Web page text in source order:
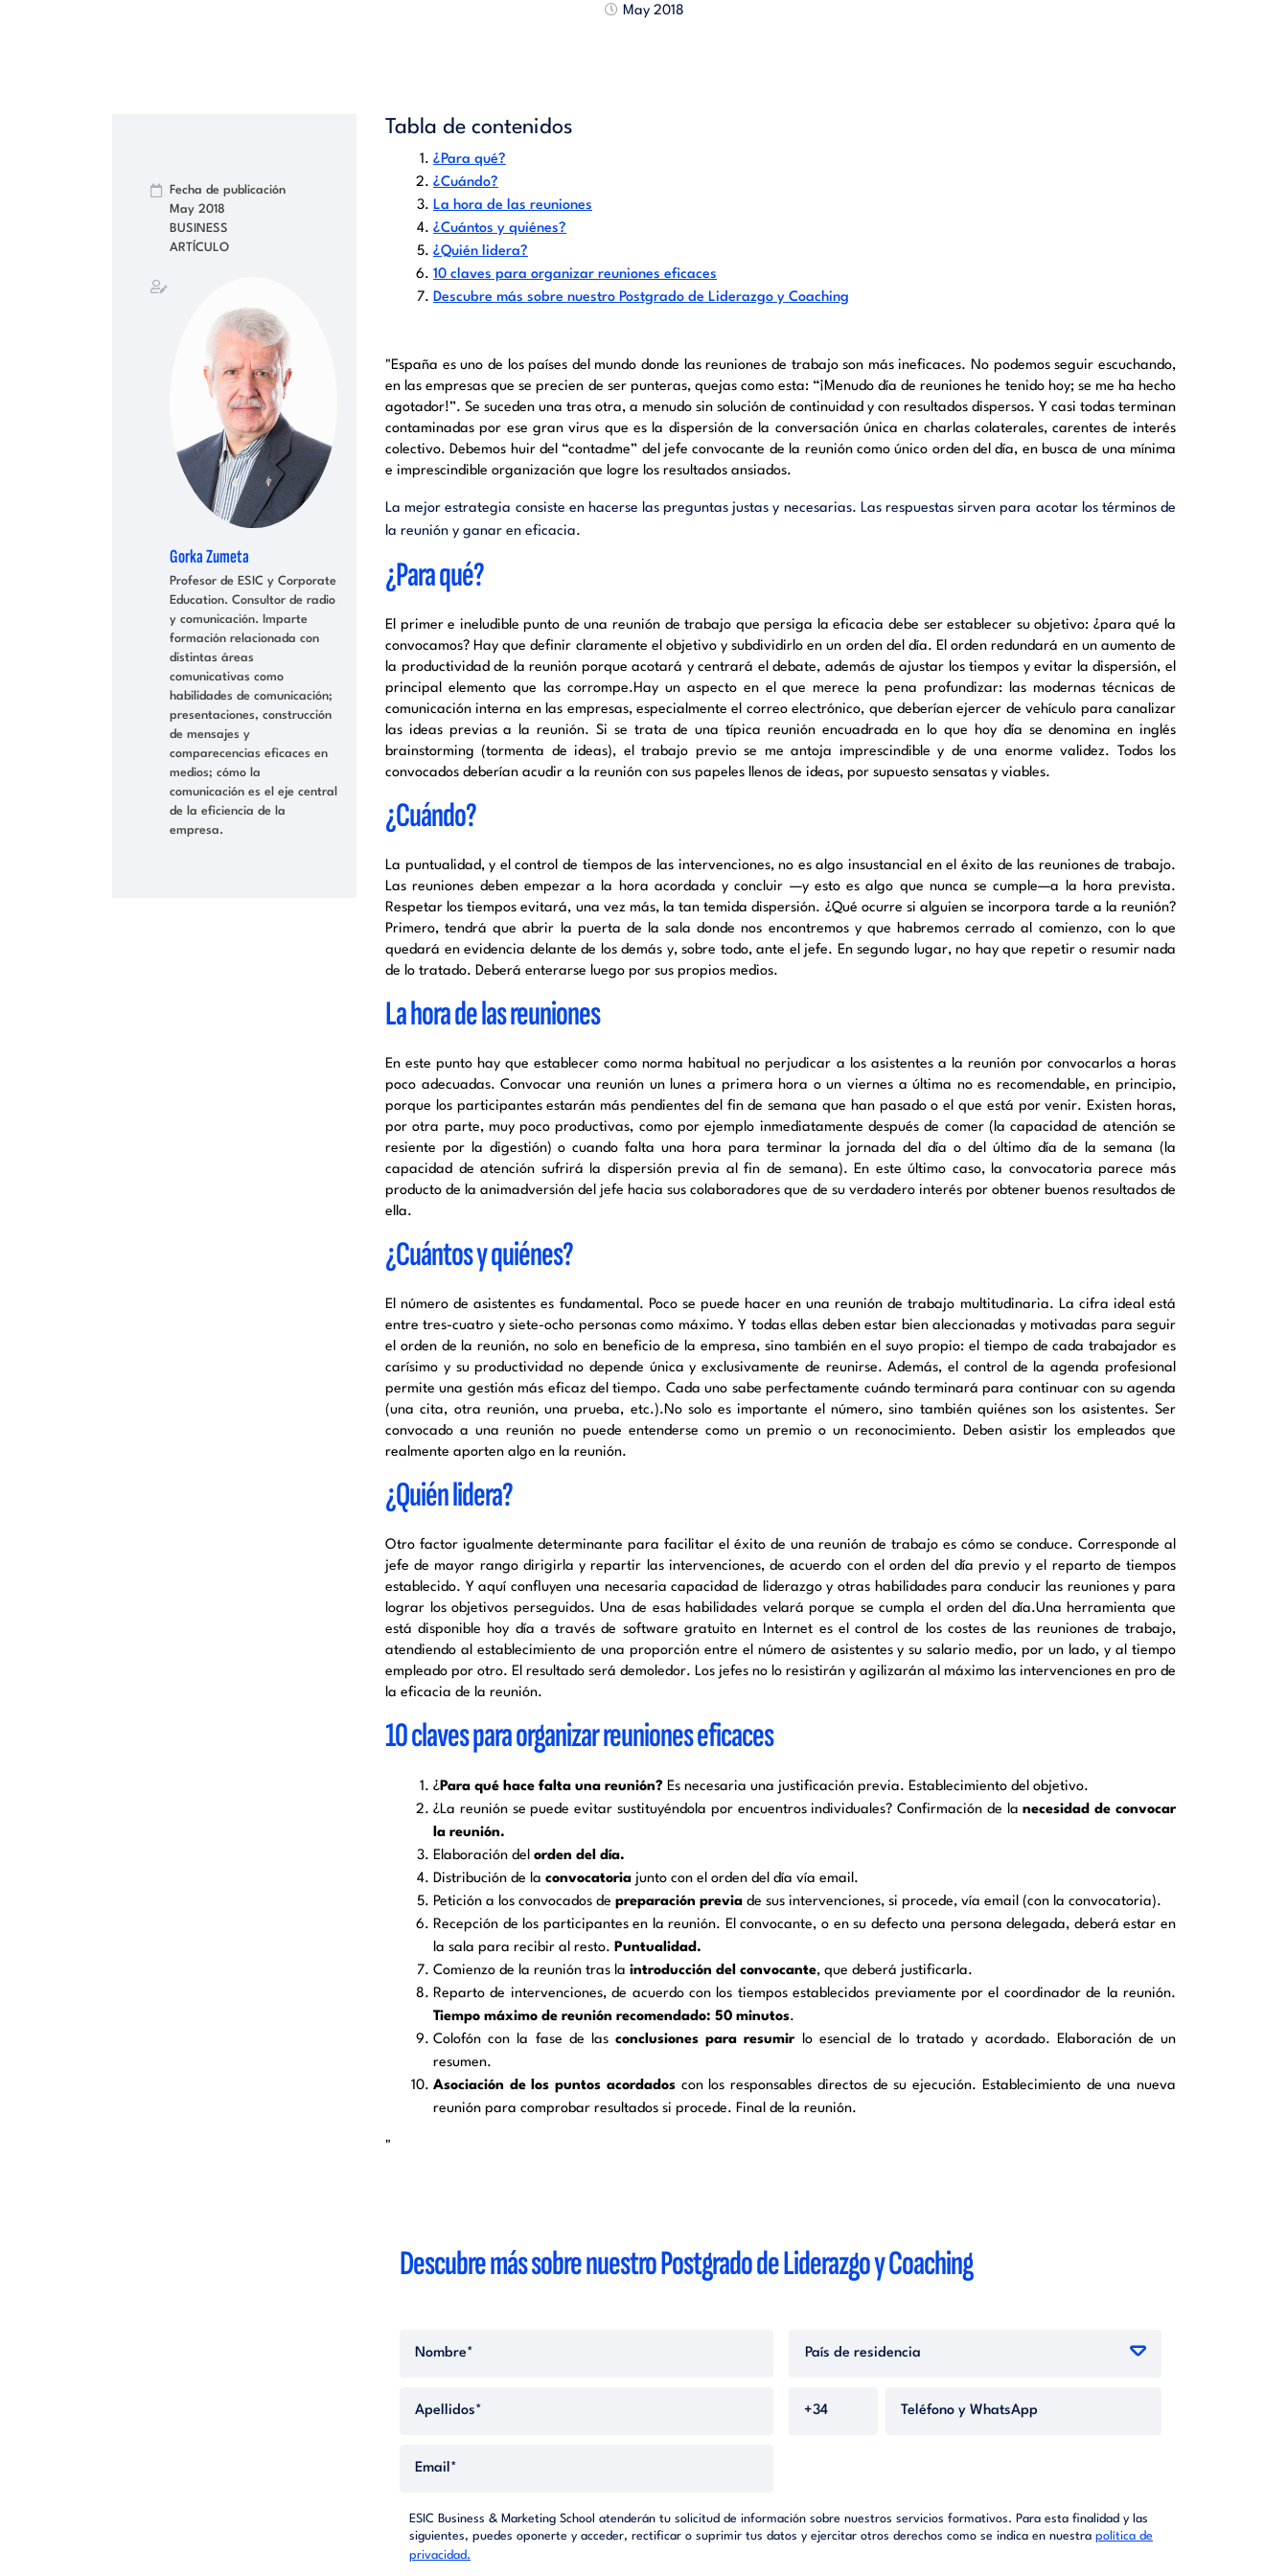
May 2018
Fecha de publicación
May 2018
BUSINESS
ARTÍCULO
Gorka Zumeta
Profesor de ESIC y Corporate
Education. Consultor de radio
y comunicación. Imparte
formación relacionada con
distintas áreas
comunicativas como
habilidades de comunicación;
presentaciones, construcción
de mensajes y
comparecencias eficaces en
medios; cómo la
comunicación es el eje central
de la eficiencia de la
empresa.
Tabla de contenidos
¿Para qué?
¿Cuándo?
La hora de las reuniones
¿Cuántos y quiénes?
¿Quién lidera?
10 claves para organizar reuniones eficaces
Descubre más sobre nuestro Postgrado de Liderazgo y Coaching
"España es uno de los países del mundo donde las reuniones de trabajo son más ineficaces. No podemos seguir escuchando,
en las empresas que se precien de ser punteras, quejas como esta: “¡Menudo día de reuniones he tenido hoy; se me ha hecho
agotador!”. Se suceden una tras otra, a menudo sin solución de continuidad y con resultados dispersos. Y casi todas terminan
contaminadas por ese gran virus que es la dispersión de la conversación única en charlas colaterales, carentes de interés
colectivo. Debemos huir del “contadme” del jefe convocante de la reunión como único orden del día, en busca de una mínima
e imprescindible organización que logre los resultados ansiados.
La mejor estrategia consiste en hacerse las preguntas justas y necesarias. Las respuestas sirven para acotar los términos de
la reunión y ganar en eficacia.
¿Para qué?
El primer e ineludible punto de una reunión de trabajo que persiga la eficacia debe ser establecer su objetivo: ¿para qué la
convocamos? Hay que definir claramente el objetivo y subdividirlo en un orden del día. El orden redundará en un aumento de
la productividad de la reunión porque acotará y centrará el debate, además de ajustar los tiempos y evitar la dispersión, el
principal elemento que las corrompe.Hay un aspecto en el que merece la pena profundizar: las modernas técnicas de
comunicación interna en las empresas, especialmente el correo electrónico, que deberían ejercer de vehículo para canalizar
las ideas previas a la reunión. Si se trata de una típica reunión encuadrada en lo que hoy día se denomina en inglés
brainstorming (tormenta de ideas), el trabajo previo se me antoja imprescindible y de una enorme validez. Todos los
convocados deberían acudir a la reunión con sus papeles llenos de ideas, por supuesto sensatas y viables.
¿Cuándo?
La puntualidad, y el control de tiempos de las intervenciones, no es algo insustancial en el éxito de las reuniones de trabajo.
Las reuniones deben empezar a la hora acordada y concluir —y esto es algo que nunca se cumple—a la hora prevista.
Respetar los tiempos evitará, una vez más, la tan temida dispersión. ¿Qué ocurre si alguien se incorpora tarde a la reunión?
Primero, tendrá que abrir la puerta de la sala donde nos encontremos y que habremos cerrado al comienzo, con lo que
quedará en evidencia delante de los demás y, sobre todo, ante el jefe. En segundo lugar, no hay que repetir o resumir nada
de lo tratado. Deberá enterarse luego por sus propios medios.
La hora de las reuniones
En este punto hay que establecer como norma habitual no perjudicar a los asistentes a la reunión por convocarlos a horas
poco adecuadas. Convocar una reunión un lunes a primera hora o un viernes a última no es recomendable, en principio,
porque los participantes estarán más pendientes del fin de semana que han pasado o el que está por venir. Existen horas,
por otra parte, muy poco productivas, como por ejemplo inmediatamente después de comer (la capacidad de atención se
resiente por la digestión) o cuando falta una hora para terminar la jornada del día o del último día de la semana (la
capacidad de atención sufrirá la dispersión previa al fin de semana). En este último caso, la convocatoria parece más
producto de la animadversión del jefe hacia sus colaboradores que de su verdadero interés por obtener buenos resultados de
ella.
¿Cuántos y quiénes?
El número de asistentes es fundamental. Poco se puede hacer en una reunión de trabajo multitudinaria. La cifra ideal está
entre tres-cuatro y siete-ocho personas como máximo. Y todas ellas deben estar bien aleccionadas y motivadas para seguir
el orden de la reunión, no solo en beneficio de la empresa, sino también en el suyo propio: el tiempo de cada trabajador es
carísimo y su productividad no depende única y exclusivamente de reunirse. Además, el control de la agenda profesional
permite una gestión más eficaz del tiempo. Cada uno sabe perfectamente cuándo terminará para continuar con su agenda
(una cita, otra reunión, una prueba, etc.).No solo es importante el número, sino también quiénes son los asistentes. Ser
convocado a una reunión no puede entenderse como un premio o un reconocimiento. Deben asistir los empleados que
realmente aporten algo en la reunión.
¿Quién lidera?
Otro factor igualmente determinante para facilitar el éxito de una reunión de trabajo es cómo se conduce. Corresponde al
jefe de mayor rango dirigirla y repartir las intervenciones, de acuerdo con el orden del día previo y el reparto de tiempos
establecido. Y aquí confluyen una necesaria capacidad de liderazgo y otras habilidades para conducir las reuniones y para
lograr los objetivos perseguidos. Una de esas habilidades velará porque se cumpla el orden del día.Una herramienta que
está disponible hoy día a través de software gratuito en Internet es el control de los costes de las reuniones de trabajo,
atendiendo al establecimiento de una proporción entre el número de asistentes y su salario medio, por un lado, y al tiempo
empleado por otro. El resultado será demoledor. Los jefes no lo resistirán y agilizarán al máximo las intervenciones en pro de
la eficacia de la reunión.
10 claves para organizar reuniones eficaces
¿ Para qué hace falta una reunión? Es necesaria una justificación previa. Establecimiento del objetivo.
¿La reunión se puede evitar sustituyéndola por encuentros individuales? Confirmación de lanecesidad de convocar
la reunión.
Elaboración del orden del día.
Distribución de la convocatoria junto con el orden del día vía email.
Petición a los convocados de preparación previa de sus intervenciones, si procede, vía email (con la convocatoria).
Recepción de los participantes en la reunión. El convocante, o en su defecto una persona delegada, deberá estar en
la sala para recibir al resto. Puntualidad.
Comienzo de la reunión tras la introducción del convocante, que deberá justificarla.
Reparto de intervenciones, de acuerdo con los tiempos establecidos previamente por el coordinador de la reunión.
Tiempo máximo de reunión recomendado: 50 minutos.
Colofón con la fase de las conclusiones para resumirlo esencial de lo tratado y acordado. Elaboración de un
resumen.
Asociación de los puntos acordadoscon los responsables directos de su ejecución. Establecimiento de una nueva
reunión para comprobar resultados si procede. Final de la reunión.
"
Descubre más sobre nuestro Postgrado de Liderazgo y Coaching
ESIC Business & Marketing School atenderán tu solicitud de información sobre nuestros servicios formativos. Para esta finalidad y las
siguientes, puedes oponerte y acceder, rectificar o suprimir tus datos y ejercitar otros derechos como se indica en nuestra política de
privacidad.